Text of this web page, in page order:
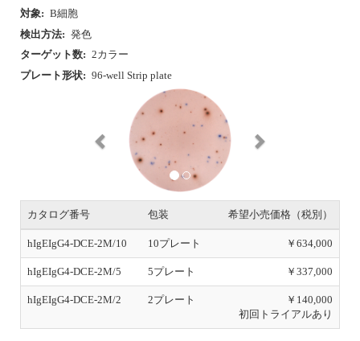
対象: B細胞
検出方法: 発色
ターゲット数: 2カラー
プレート形状: 96-well Strip plate
v
s
t
カタログ番号 包装 希望小売価格（税別）
hIgEIgG4-DCE-2M/10 10プレート ￥634,000
hIgEIgG4-DCE-2M/5 5プレート ￥337,000
hIgEIgG4-DCE-2M/2 2プレート
￥140,000
初回トライアルあり